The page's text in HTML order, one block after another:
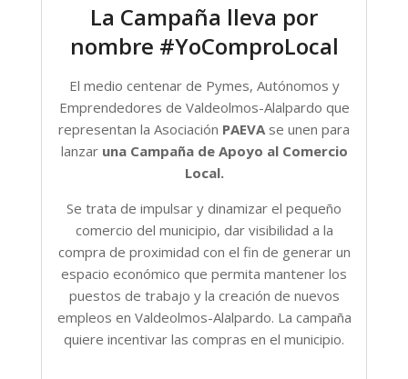
La Campaña lleva por
nombre #YoComproLocal
El medio centenar de Pymes, Autónomos y
Emprendedores de Valdeolmos-Alalpardo que
representan la Asociación PAEVA se unen para
lanzar una Campaña de Apoyo al Comercio
Local.
Se trata de impulsar y dinamizar el pequeño
comercio del municipio, dar visibilidad a la
compra de proximidad con el fin de generar un
espacio económico que permita mantener los
puestos de trabajo y la creación de nuevos
empleos en Valdeolmos-Alalpardo. La campaña
quiere incentivar las compras en el municipio.